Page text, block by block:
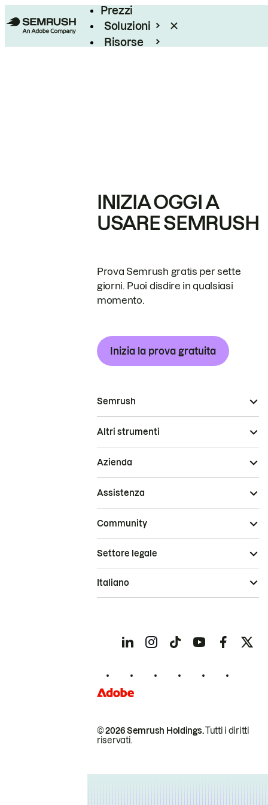
Prezzi
Soluzioni
Risorse
INIZIA OGGI A
USARE SEMRUSH
Prova Semrush gratis per sette
giorni. Puoi disdire in qualsiasi
momento.
Inizia la prova gratuita
Semrush
Altri strumenti
Azienda
Assistenza
Community
© 2026 Semrush Holdings.Tutti i diritti
riservati.
Settore legale
Italiano